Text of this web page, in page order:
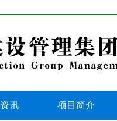
讯 项目简介